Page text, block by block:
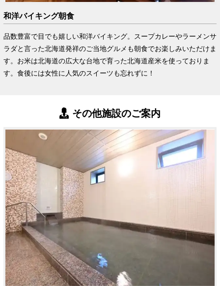
和洋バイキング朝食
品数豊富で目でも嬉しい和洋バイキング。スープカレーやラーメンサ
ラダと言った北海道発祥のご当地グルメも朝食でお楽しみいただけま
す。お米は北海道の広大な台地で育った北海道産米を使っておりま
す。食後には女性に人気のスイーツも忘れずに！
その他施設のご案内